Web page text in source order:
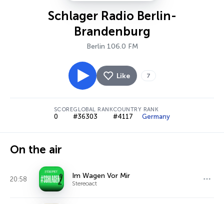
Schlager Radio Berlin-
Brandenburg
Berlin 106.0 FM
Like 7
SCORE
0
GLOBAL RANK
#36303
COUNTRY RANK
#4117 Germany
On the air
20:58 Im Wagen Vor Mir
Stereoact